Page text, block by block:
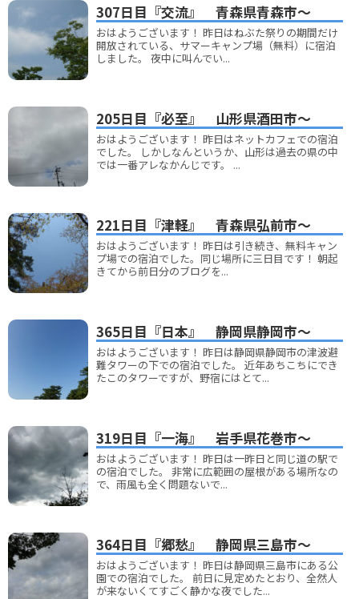
307日目『交流』 青森県青森市～
おはようございます！ 昨日はねぶた祭りの期間だけ
開放されている、サマーキャンプ場（無料）に宿泊
しました。 夜中に叫んでい...
205日目『必至』 山形県酒田市～
おはようございます！ 昨日はネットカフェでの宿泊
でした。 しかしなんというか、山形は過去の県の中
では一番アレなかんじです。 ...
221日目『津軽』 青森県弘前市～
おはようございます！ 昨日は引き続き、無料キャン
プ場での宿泊でした。同じ場所に三日目です！ 朝起
きてから前日分のブログを...
365日目『日本』 静岡県静岡市～
おはようございます！ 昨日は静岡県静岡市の津波避
難タワーの下での宿泊でした。 近年あちこちにでき
たこのタワーですが、野宿にはとて...
319日目『一海』 岩手県花巻市～
おはようございます！ 昨日は一昨日と同じ道の駅で
の宿泊でした。 非常に広範囲の屋根がある場所なの
で、雨風も全く問題ないで...
364日目『郷愁』 静岡県三島市～
おはようございます！ 昨日は静岡県三島市にある公
園での宿泊でした。 前日に見定めたとおり、全然人
が来ないくてすごく静かな夜でした...